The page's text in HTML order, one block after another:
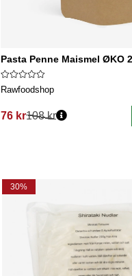
Pasta Penne Maismel ØKO
Rawfoodshop
76 kr
Vanlig pris:
108 kr
30%